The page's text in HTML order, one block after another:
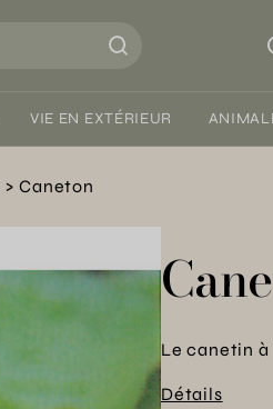
VIE EN EXTÉRIEUR
Caneton
Le canetin
Détails